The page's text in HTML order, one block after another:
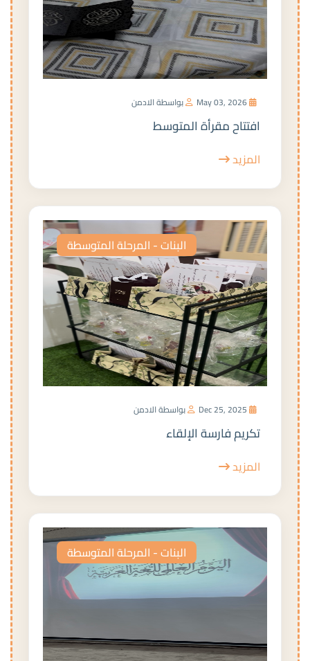
بواسطة الادمن
افتتاح مقرأة المتوسط
المزيد
البنات - المرحلة المتوسطة
بواسطة الادمن
تكريم فارسة الإلقاء
المزيد
البنات - المرحلة المتوسطة